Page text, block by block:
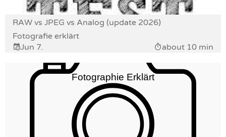
RAW vs JPEG vs Analog (update 2026)
Fotografie erklärt
Jun 7.
about 10 min